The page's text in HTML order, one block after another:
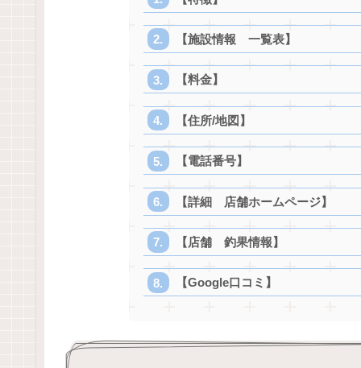
【施設情報 一覧表】
【料金】
【住所/地図】
【電話番号】
【詳細 店舗ホームページ】
【店舗 釣果情報】
【Google口コミ】